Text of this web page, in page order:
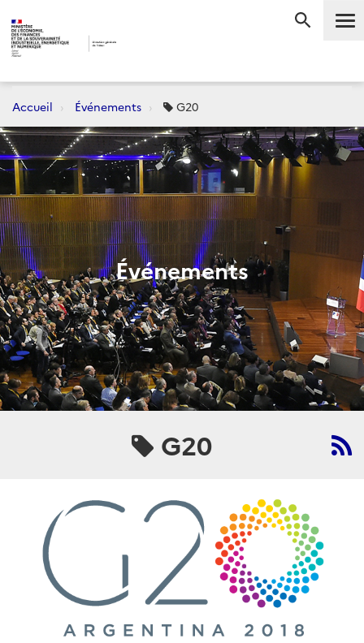
Accueil Événements G20
Événements
G20